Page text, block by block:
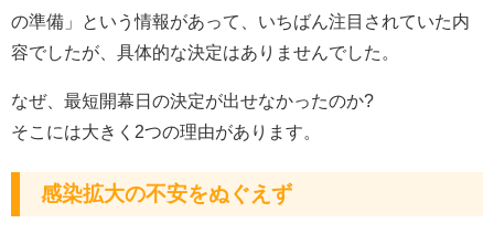
の準備」という情報があって、いちばん注目されていた内
容でしたが、具体的な決定はありませんでした。
なぜ、最短開幕日の決定が出せなかったのか?
そこには大きく2つの理由があります。
感染拡大の不安をぬぐえず